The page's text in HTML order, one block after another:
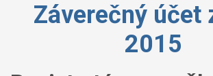
Záverečný účet
2015